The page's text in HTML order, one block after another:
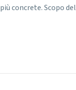
concrete. Scopo